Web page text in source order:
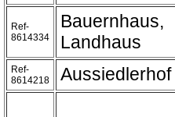
Ref-
8614334
Bauernhaus,
Landhaus
Ref-
8614218
Aussiedlerhof